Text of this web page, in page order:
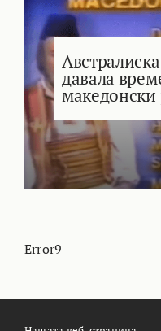
давала
македонски
Error9